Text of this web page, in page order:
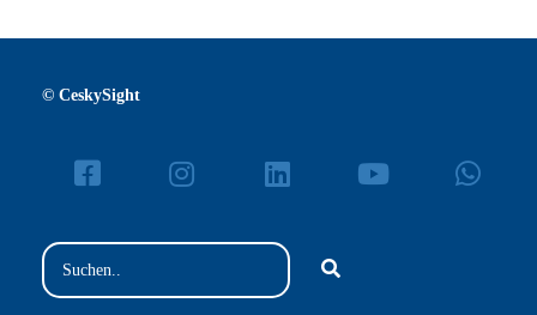
© CeskySight